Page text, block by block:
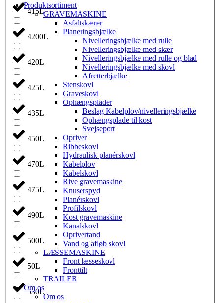
415L
4200L
420L
425L
435L
450L
470L
475L
490L
500L
50L
530L
Produktsortiment
GRAVEMASKINE
Asfaltskærer
Planeringsbjælke
Nivelleringsbjælke med rulle
Nivelleringsbjælke med skær
Nivelleringsbjælke med rulle og blad
Nivelleringsbjælke med skovl
Afretterbjælke
Stenskovl
Graveskovl
Ophængsplader
Beslag Kabelplov/nivelleringsbjælke
Ophængsplade til kost
Svejseport
Opriver
Ribbeskovl
Hydraulisk planérskovl
Kabelplov
Kabelskovl
Rive gravemaskine
Knuserspyd
Planérskovl
Profilskovl
Kost gravemaskine
Kanalskovl
Oprivertand
Vand og afløb skovl
LÆSSEMASKINE
Front læsseskovl
Fronttilt
TRAILER
Om os
Om os